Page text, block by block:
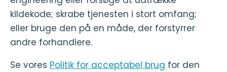
kildekode; skrabe tjenesten i stort omfang;
eller bruge den på en måde, der forstyrrer
andre forhandlere.
Se vores Politik for acceptabel brug for den